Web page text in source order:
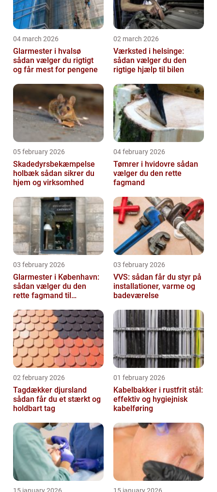
04 march 2026
Glarmester i hvalsø
sådan vælger du rigtigt
og får mest for pengene
02 march 2026
Værksted i helsinge:
sådan vælger du den
rigtige hjælp til bilen
05 february 2026
Skadedyrsbekæmpelse
holbæk sådan sikrer du
hjem og virksomhed
04 february 2026
Tømrer i hvidovre sådan
vælger du den rette
fagmand
03 february 2026
Glarmester i København:
sådan vælger du den
rette fagmand til
03 february 2026
VVS: sådan får du styr på
installationer, varme og
badeværelse
02 february 2026
Tagdækker djursland
sådan får du et stærkt og
holdbart tag
01 february 2026
Kabelbakker i rustfrit stål:
effektiv og hygiejnisk
kabelføring
15 january 2026 15 january 2026